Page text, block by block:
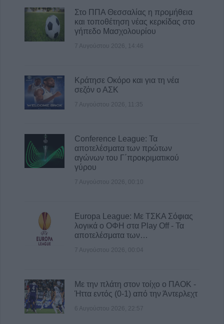
Στο ΠΠΑ Θεσσαλίας η προμήθεια
και τοποθέτηση νέας κερκίδας στο
γήπεδο Μασχολουρίου
7 Αυγούστου 2026, 14:46
Κράτησε Οκόρο και για τη νέα
σεζόν ο ΑΣΚ
7 Αυγούστου 2026, 11:35
Conference League: Τα
αποτελέσματα των πρώτων
αγώνων του Γ΄προκριματικού
γύρου
7 Αυγούστου 2026, 00:10
Europa League: Με ΤΣΚΑ Σόφιας
λογικά ο ΟΦΗ στα Play Off - Τα
αποτελέσματα των…
7 Αυγούστου 2026, 00:04
Με την πλάτη στον τοίχο ο ΠΑΟΚ -
Ήττα εντός (0-1) από την Άντερλεχτ
6 Αυγούστου 2026, 22:57